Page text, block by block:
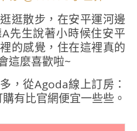
逛散步，在安平運河邊
先生說著小時候住安平
的感覺，住在這裡真的
這麼喜歡啦~
，從Agoda線上訂房：
購有比官網便宜一些些。